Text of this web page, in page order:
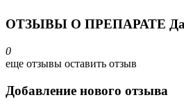
ОТЗЫВЫ О ПРЕПАРАТЕ
0
еще отзывы оставить отзыв
Добавление нового отзыва